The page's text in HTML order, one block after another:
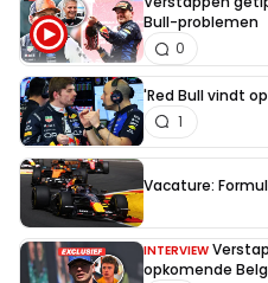
Bull-problemen
0
'Red Bull vindt
1
Vacature:
INTERVIEW
opkomende